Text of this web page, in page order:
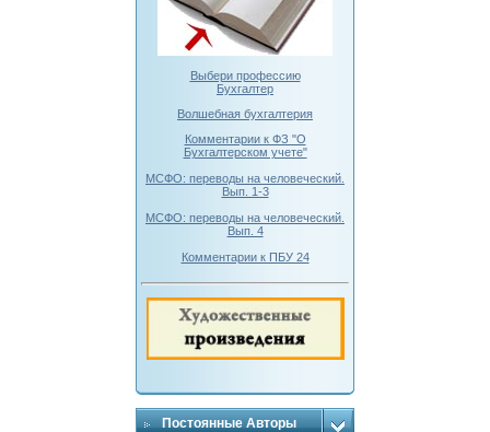
Выбери профессию
Бухгалтер
Волшебная бухгалтерия
Комментарии к ФЗ "О
Бухгалтерском учете"
МСФО: переводы на человеческий.
Вып. 1-3
МСФО: переводы на человеческий.
Вып. 4
Комментарии к ПБУ 24
Постоянные Авторы